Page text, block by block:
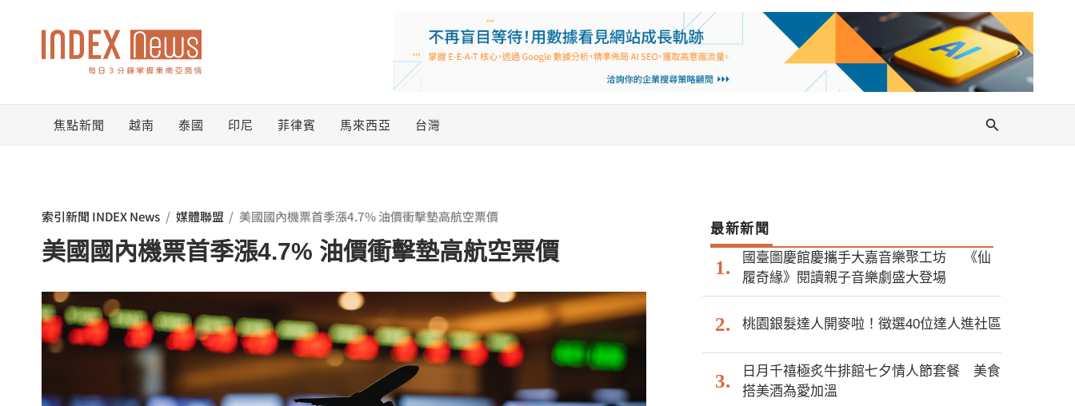
焦點新聞 越南 泰國 印尼 菲律賓 馬來西亞 台灣
搜
索引新聞 INDEX News / 媒體聯盟 / 美國國內機票首季漲4.7% 油價衝擊墊高航空票價
美國國內機票首季漲4.7% 油價衝擊墊高航空票價
最新新聞
國臺圖慶館慶攜手大嘉音樂聚工坊 《仙
履奇緣》閱讀親子音樂劇盛大登場
桃園銀髮達人開麥啦！徵選40位達人進社區
日月千禧極炙牛排館七夕情人節套餐 美食
搭美酒為愛加溫